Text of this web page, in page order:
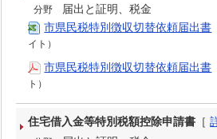
分野
届出と証明、税金
市県民税特別徴収切替依頼届出書
イト）
市県民税特別徴収切替依頼届出書
ト）
住宅借入金等特別税額控除申請書 ［